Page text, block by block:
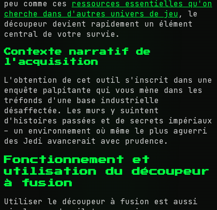
peu comme ces ressources essentielles qu'on
cherche dans d'autres univers de jeu, le
découpeur devient rapidement un élément
central de votre survie.
Contexte narratif de
l'acquisition
L'obtention de cet outil s'inscrit dans une
enquête palpitante qui vous mène dans les
tréfonds d'une base industrielle
désaffectée. Les murs y suintent
d'histoires passées et de secrets impériaux
– un environnement où même le plus aguerri
des Jedi avancerait avec prudence.
Fonctionnement et
utilisation du découpeur
à fusion
Utiliser le découpeur à fusion est aussi